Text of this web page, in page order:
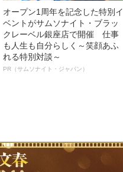
オープン1周年を記念した特別イ
ベントがサムソナイト・ブラッ
クレーベル銀座店で開催 仕事
も人生も自分らしく～笑顔あふ
れる特別対談～
PR（サムソナイト・ジャパン）